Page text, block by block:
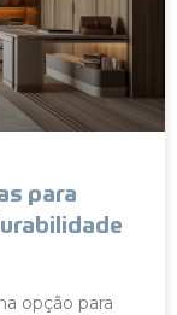
para
opção para